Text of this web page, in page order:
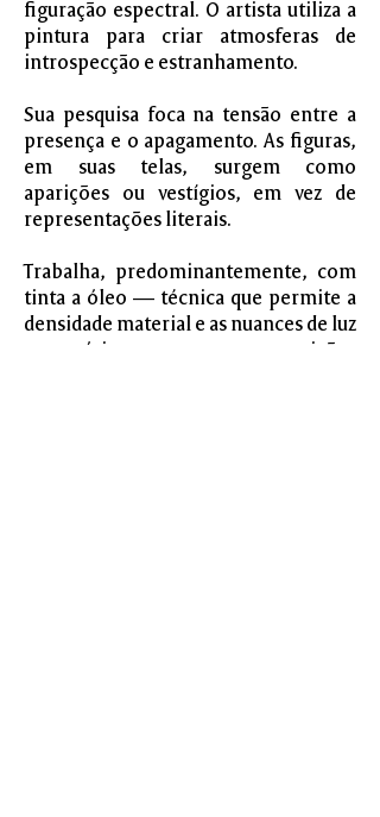
figuração espectral. O artista utiliza a
pintura para criar atmosferas de
introspecção e estranhamento.
Sua pesquisa foca na tensão entre a
presença e o apagamento. As figuras,
em suas telas, surgem como
aparições ou vestígios, em vez de
representações literais.
Trabalha, predominantemente, com
tinta a óleo — técnica que permite a
densidade material e as nuances de luz
necessárias para suas composições